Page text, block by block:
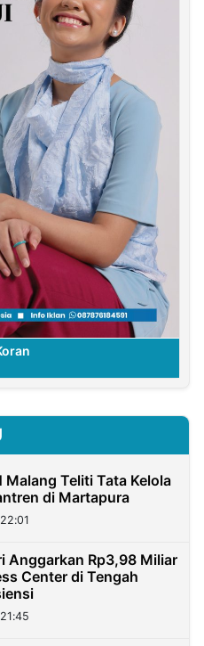
Malang Teliti Tata Kelola
di Martapura
Anggarkan Rp3,98 Miliar
Center di Tengah